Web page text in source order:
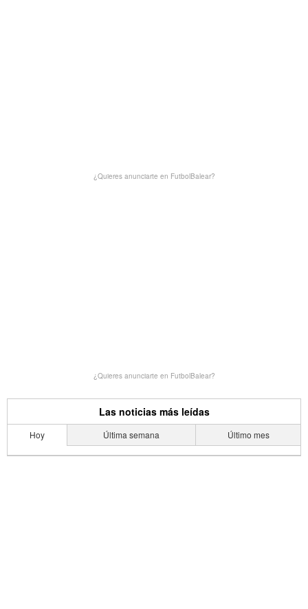
¿Quieres anunciarte en FutbolBalear?
¿Quieres anunciarte en FutbolBalear?
Las noticias más leídas
Hoy Última semana Último mes